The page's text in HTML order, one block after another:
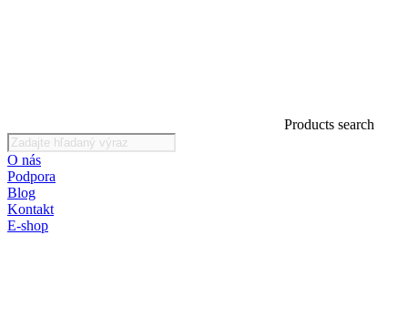
Products search
O nás
Podpora
Blog
Kontakt
E-shop